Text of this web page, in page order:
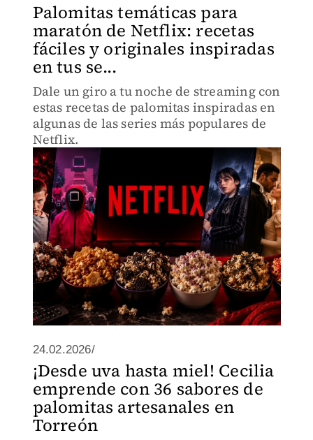
Palomitas temáticas para
maratón de Netflix: recetas
fáciles y originales inspiradas
en tus se...
Dale un giro a tu noche de streaming con
estas recetas de palomitas inspiradas en
algunas de las series más populares de
Netflix.
24.02.2026/
¡Desde uva hasta miel! Cecilia
emprende con 36 sabores de
palomitas artesanales en
Torreón